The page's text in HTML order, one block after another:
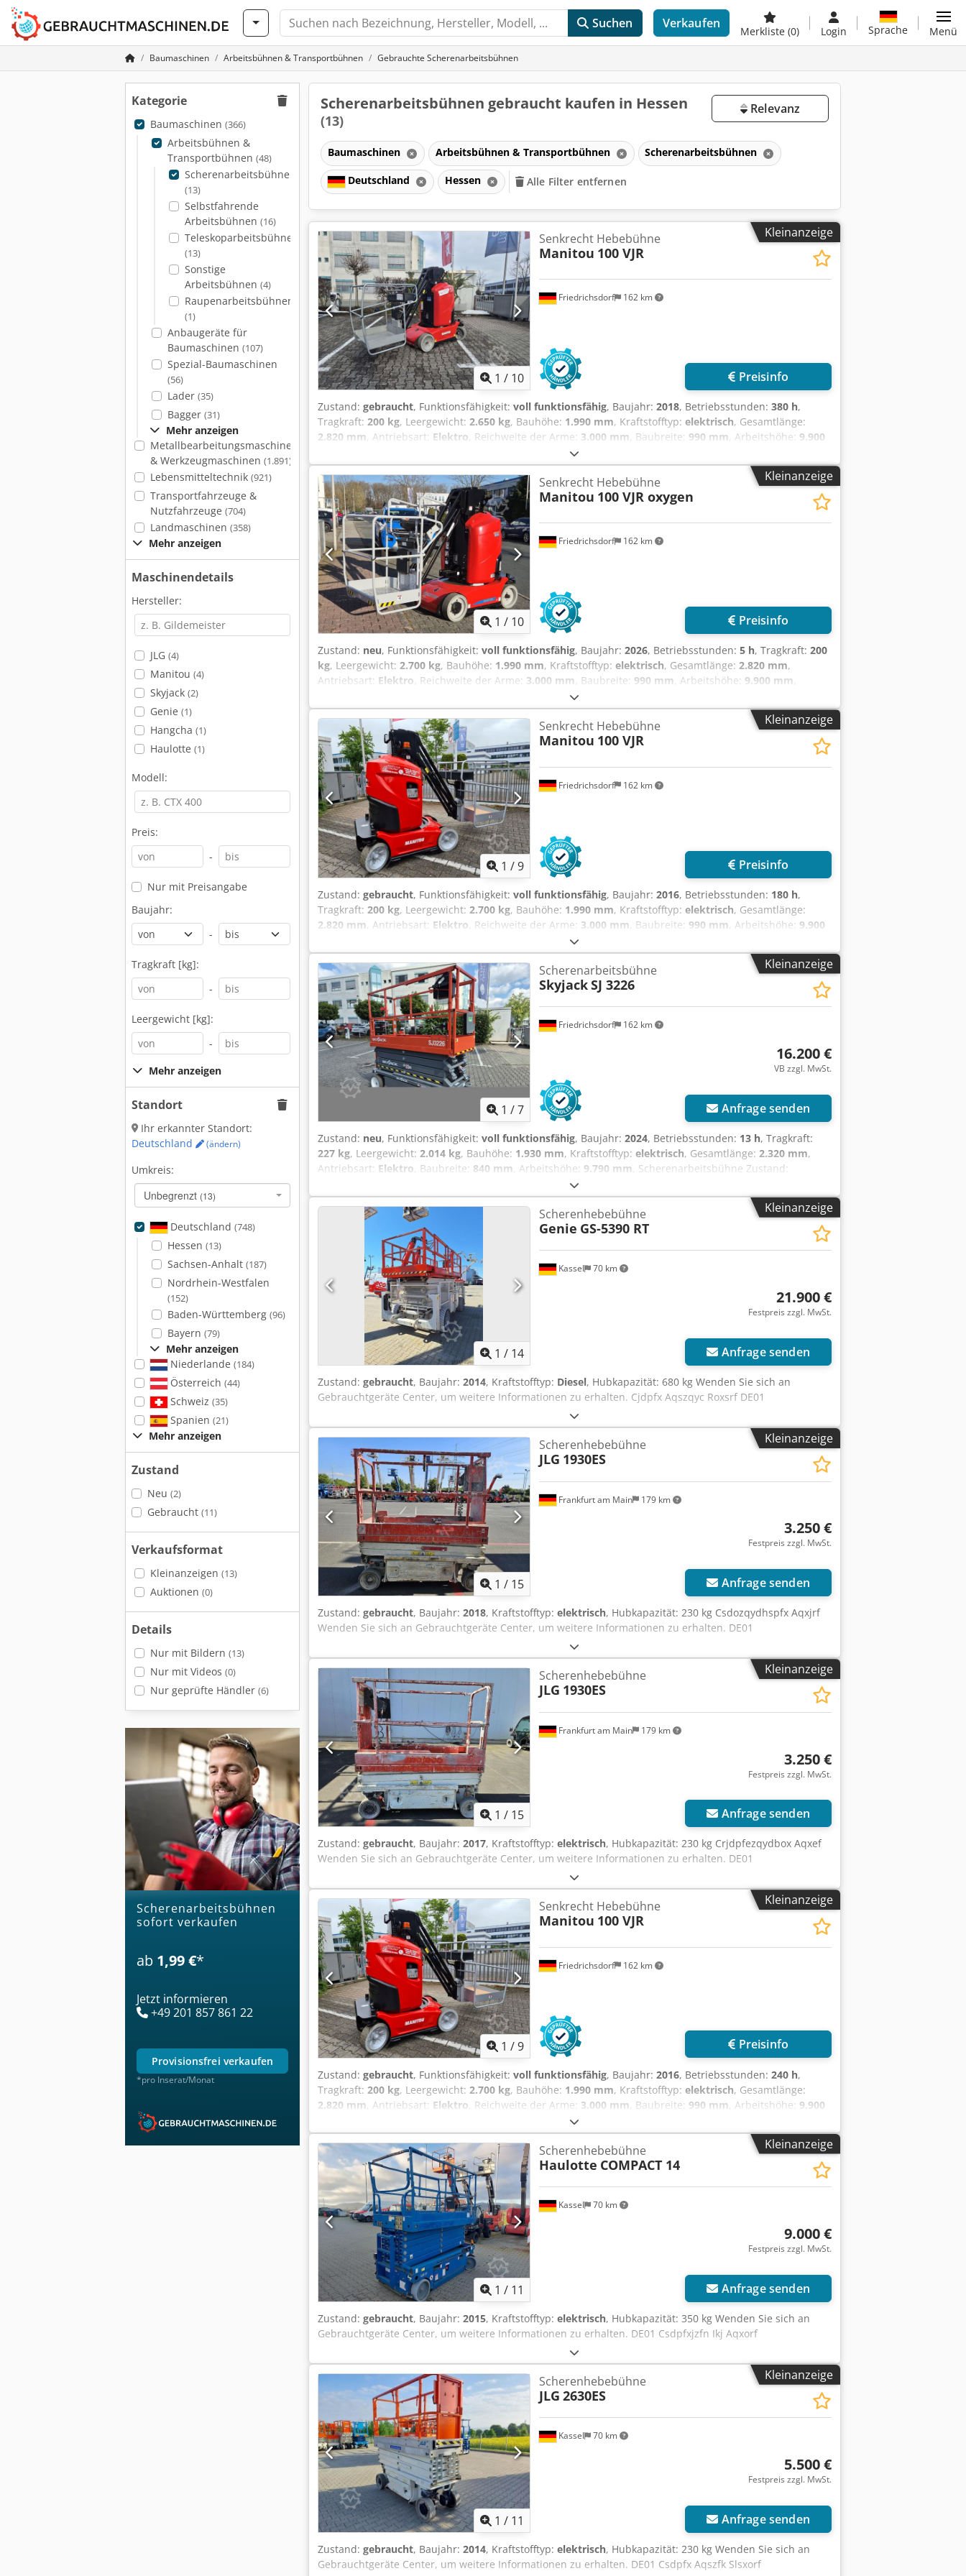
Suchen Verkaufen
Merkliste (0) Login Sprache Menü
Baumaschinen Arbeitsbühnen & Transportbühnen Gebrauchte Scherenarbeitsbühnen
Kategorie
Baumaschinen (366)
Arbeitsbühnen &
Transportbühnen (48)
Scherenarbeitsbühnen
(13)
Selbstfahrende
Arbeitsbühnen (16)
Teleskoparbeitsbühnen
(13)
Sonstige
Arbeitsbühnen (4)
Raupenarbeitsbühnen
(1)
Anbaugeräte für
Baumaschinen (107)
Spezial-Baumaschinen
(56)
Lader (35)
Bagger (31)
Mehr anzeigen
Metallbearbeitungsmaschinen
& Werkzeugmaschinen (1.891)
Lebensmitteltechnik (921)
Transportfahrzeuge &
Nutzfahrzeuge (704)
Landmaschinen (358)
Mehr anzeigen
Maschinendetails
Hersteller:
JLG (4)
Manitou (4)
Skyjack (2)
Genie (1)
Hangcha (1)
Haulotte (1)
Modell:
Preis:
-
Nur mit Preisangabe
Baujahr:
-
Tragkraft [kg]:
-
Leergewicht [kg]:
-
Mehr anzeigen
Standort
Ihr erkannter Standort:
Deutschland
(ändern)
Umkreis:
Unbegrenzt (13)
Deutschland (748)
Hessen (13)
Sachsen-Anhalt (187)
Nordrhein-Westfalen
(152)
Baden-Württemberg (96)
Bayern (79)
Mehr anzeigen
Niederlande (184)
Österreich (44)
Schweiz (35)
Spanien (21)
Mehr anzeigen
Zustand
Neu (2)
Gebraucht (11)
Verkaufsformat
Kleinanzeigen (13)
Auktionen (0)
Details
Nur mit Bildern (13)
Nur mit Videos (0)
Nur geprüfte Händler (6)
Scherenarbeitsbühnen
sofort verkaufen
ab 1,99 €*
Jetzt informieren
+49 201 857 861 22
provisionsfrei verkaufen
*pro Inserat/Monat
Scherenarbeitsbühnen gebraucht kaufen in Hessen
(13)
Relevanz
Baumaschinen Arbeitsbühnen & Transportbühnen Scherenarbeitsbühnen
Deutschland Hessen Alle Filter entfernen
Kleinanzeige
1 / 10
Friedrichsdorf 162 km
Senkrecht Hebebühne
Manitou 100 VJR
Preisinfo
Zustand: gebraucht, Funktionsfähigkeit: voll funktionsfähig, Baujahr: 2018, Betriebsstunden: 380 h,
Tragkraft: 200 kg, Leergewicht: 2.650 kg, Bauhöhe: 1.990 mm, Kraftstofftyp: elektrisch, Gesamtlänge:
2.820 mm , Antriebsart: Elektro , Reichweite der Arme: 3.000 mm , Baubreite: 990 mm , Arbeitshöhe: 9.900
, Senkrecht Hebebühne Zustand Technisch: gut Bereifung vorne Typ: Bandagen Bereifung vorne
Grösse: 16-5-11 1/4 Bereifung vorne Zustand: 80 - 100% Bereifung hinten Typ: Bandagen Bereifung hinten
Grösse: 16-5-11 1/4 Bereifung hinten Zustand: 80 - 100% Credpfx Aoy Etzfeqxof Batterie Volt: 24V Batterie
Ah: 250Ah Batterie Typ: PzS Batterie Baujahr: 2018 Batterie Zustand: 80 - 100%
Kleinanzeige
1 / 10
Friedrichsdorf 162 km
Senkrecht Hebebühne
Manitou 100 VJR oxygen
Preisinfo
Zustand: neu, Funktionsfähigkeit: voll funktionsfähig, Baujahr: 2026, Betriebsstunden: 5 h, Tragkraft: 200
kg, Leergewicht: 2.700 kg, Bauhöhe: 1.990 mm, Kraftstofftyp: elektrisch, Gesamtlänge: 2.820 mm,
Antriebsart: Elektro , Reichweite der Arme: 3.000 mm , Baubreite: 990 mm , Arbeitshöhe: 9.900 mm
Senkrecht Hebebühne Zustand: Neugerät Zustand Technisch: Neu Bereifung vorne Typ: Bandagen
Bereifung vorne Grösse: 16-5-11 1-4 Bereifung vorne Zustand: 80 - 100% Bereifung hinten Typ: Bandagen
Csdpfx Ajyhr D Aeqxsrf Bereifung hinten Grösse: 16-5-11 1-4 Bereifung hinten Zustand: 80 - 100% Batterie
Volt: 24V Batterie Ah: 250Ah Batterie Typ: PzS Batterie Baujahr: 2025 Batterie Zustand: 80 - 100%
integriertes Ladegerät
Kleinanzeige
1 /9
Friedrichsdorf 162 km
Senkrecht Hebebühne
Manitou 100 VJR
Preisinfo
Zustand: gebraucht, Funktionsfähigkeit: voll funktionsfähig, Baujahr: 2016, Betriebsstunden: 180 h,
Tragkraft: 200 kg, Leergewicht: 2.700 kg, Bauhöhe: 1.990 mm, Kraftstofftyp: elektrisch, Gesamtlänge:
2.820 mm , Antriebsart: Elektro , Reichweite der Arme: 3.000 mm , Baubreite: 990 mm , Arbeitshöhe: 9.900
, Senkrecht Hebebühne Codpfszdwbkex Aqxsrf Zustand Technisch: sehr gut Bereifung vorne Typ:
Bandagen Bereifung vorne Grösse: 16-5-11 1-4 Bereifung vorne Zustand: 80 - 100% Bereifung hinten Typ:
Bandagen Bereifung hinten Grösse: 16-5-11 1-4 Bereifung hinten Zustand: 80 - 100% Batterie Volt: 24V
Batterie Ah: 250Ah Batterie Baujahr: 2016 Batterie Zustand: 60 - 80%
Kleinanzeige
1 /7
Friedrichsdorf 162 km
Scherenarbeitsbühne
SkyjackSJ 3226
16.200 €
VB zzgl. MwSt.
Anfrage senden
Zustand: neu, Funktionsfähigkeit: voll funktionsfähig, Baujahr: 2024, Betriebsstunden: 13 h, Tragkraft:
227 kg, Leergewicht: 2.014 kg, Bauhöhe: 1.930 mm, Kraftstofftyp: elektrisch, Gesamtlänge: 2.320 mm,
Antriebsart: Elektro , Baubreite: 840 mm , Arbeitshöhe: 9.790 mm , Scherenarbeitsbühne Zustand:
Neugerät Zustand Technisch: Neu Bereifung vorne Typ: Vollgummi Bereifung vorne Grösse: 16x5x12
Bereifung vorne Zustand: 80 - 100% Codpfx Aqeurz R Soxsrf Bereifung hinten Typ: Vollgummi Bereifung
hinten Grösse: 16x5x12 Bereifung hinten Zustand: 80 - 100%
Kleinanzeige
1 / 14
Kassel 70 km
Scherenhebebühne
Genie GS-5390 RT
21.900 €
Festpreis zzgl. MwSt.
Anfrage senden
Zustand: gebraucht, Baujahr: 2014, Kraftstofftyp: Diesel, Hubkapazität: 680 kg Wenden Sie sich an
Gebrauchtgeräte Center, um weitere Informationen zu erhalten. Cjdpfx Aqszqyc Roxsrf DE01
Kleinanzeige
1 / 15
Frankfurt am Main 179 km
Scherenhebebühne
JLG 1930ES
3.250 €
Festpreis zzgl. MwSt.
Anfrage senden
Zustand: gebraucht, Baujahr: 2018, Kraftstofftyp: elektrisch, Hubkapazität: 230 kg Csdozqydhspfx Aqxjrf
Wenden Sie sich an Gebrauchtgeräte Center, um weitere Informationen zu erhalten. DE01
Kleinanzeige
1 / 15
Frankfurt am Main 179 km
Scherenhebebühne
JLG 1930ES
3.250 €
Festpreis zzgl. MwSt.
Anfrage senden
Zustand: gebraucht, Baujahr: 2017, Kraftstofftyp: elektrisch, Hubkapazität: 230 kg Crjdpfezqydbox Aqxef
Wenden Sie sich an Gebrauchtgeräte Center, um weitere Informationen zu erhalten. DE01
Kleinanzeige
1 /9
Friedrichsdorf 162 km
Senkrecht Hebebühne
Manitou 100 VJR
Preisinfo
Zustand: gebraucht, Funktionsfähigkeit: voll funktionsfähig, Baujahr: 2016, Betriebsstunden: 240 h,
Tragkraft: 200 kg, Leergewicht: 2.700 kg, Bauhöhe: 1.990 mm, Kraftstofftyp: elektrisch, Gesamtlänge:
2.820 mm , Antriebsart: Elektro , Reichweite der Arme: 3.000 mm , Baubreite: 990 mm , Arbeitshöhe: 9.900
, Senkrecht Hebebühne Zustand Technisch: gut Bereifung vorne Typ: Bandagen Cjdsylqp Eepfx Aqxjrf
Bereifung vorne Grösse: 16-5-11 1-4 Bereifung vorne Zustand: 80 - 100% Bereifung hinten Typ: Bandagen
Bereifung hinten Grösse: 16-5-11 1-4 Bereifung hinten Zustand: 80 - 100% Batterie Volt: 24V Batterie Ah:
250Ah Batterie Baujahr: 2015 Batterie Zustand: 60 - 80%
Kleinanzeige
1 / 11
Kassel 70 km
Scherenhebebühne
Haulotte COMPACT 14
9.000 €
Festpreis zzgl. MwSt.
Anfrage senden
Zustand: gebraucht, Baujahr: 2015, Kraftstofftyp: elektrisch, Hubkapazität: 350 kg Wenden Sie sich an
Gebrauchtgeräte Center, um weitere Informationen zu erhalten. DE01 Csdpfxjzfn Ikj Aqxorf
Kleinanzeige
1 / 11
Kassel 70 km
Scherenhebebühne
JLG 2630ES
5.500 €
Festpreis zzgl. MwSt.
Anfrage senden
Zustand: gebraucht, Baujahr: 2014, Kraftstofftyp: elektrisch, Hubkapazität: 230 kg Wenden Sie sich an
Gebrauchtgeräte Center, um weitere Informationen zu erhalten. DE01 Csdpfx Aqszfk Slsxorf